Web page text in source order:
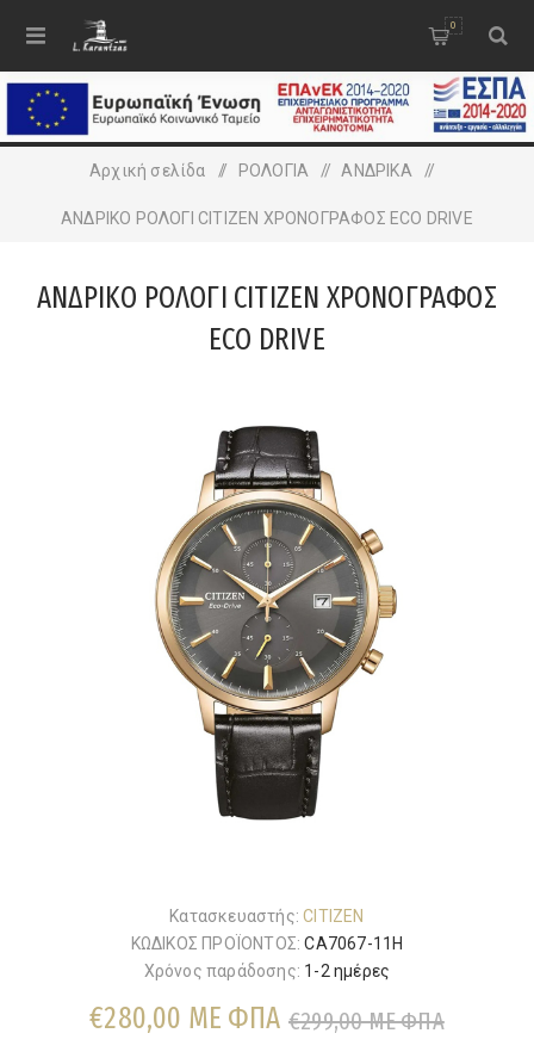
0
Αρχική σελίδα / ΡΟΛΟΓΙΑ / ΑΝΔΡΙΚA /
ΑΝΔΡΙΚΟ ΡΟΛΟΓΙ CITIZEN ΧΡΟΝΟΓΡΑΦΟΣ ECO DRIVE
ΑΝΔΡΙΚΟ ΡΟΛΟΓΙ CITIZEN ΧΡΟΝΟΓΡΑΦΟΣ
ECO DRIVE
Κατασκευαστής: CITIZEN
ΚΩΔΙΚΟΣ ΠΡΟΪΟΝΤΟΣ: CA7067-11H
Χρόνος παράδοσης: 1-2 ημέρες
€280,00 ΜΕ ΦΠΑ €299,00 ΜΕ ΦΠΑ